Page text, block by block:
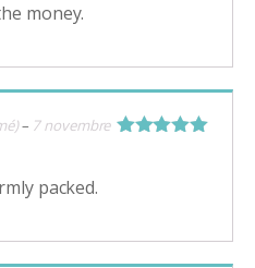
money.
– 7 novembre
packed.